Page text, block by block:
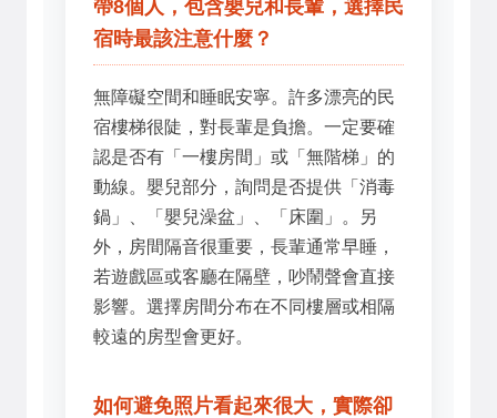
帶8個人，包含嬰兒和長輩，選擇民
宿時最該注意什麼？
無障礙空間和睡眠安寧。許多漂亮的民
宿樓梯很陡，對長輩是負擔。一定要確
認是否有「一樓房間」或「無階梯」的
動線。嬰兒部分，詢問是否提供「消毒
鍋」、「嬰兒澡盆」、「床圍」。另
外，房間隔音很重要，長輩通常早睡，
若遊戲區或客廳在隔壁，吵鬧聲會直接
影響。選擇房間分布在不同樓層或相隔
較遠的房型會更好。
如何避免照片看起來很大，實際卻